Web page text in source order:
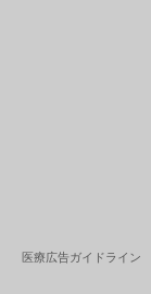
医療広告ガイドライン